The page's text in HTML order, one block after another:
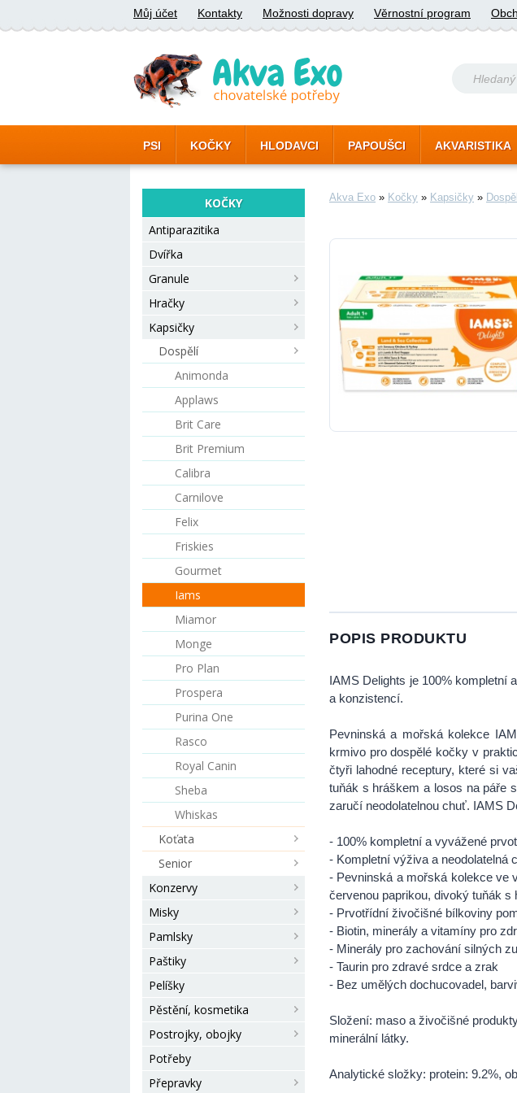
Můj účet Kontakty Možnosti dopravy Věrnostní program
PSI KOČKY HLODAVCI PAPOUŠCI AKVARISTIKA
KOČKY
Antiparazitika
Dvířka
Granule
Hračky
Kapsičky
Dospělí
Animonda
Applaws
Brit Care
Brit Premium
Calibra
Carnilove
Felix
Friskies
Gourmet
Iams
Miamor
Monge
Pro Plan
Prospera
Purina One
Rasco
Royal Canin
Sheba
Whiskas
Koťata
Senior
Konzervy
Misky
Pamlsky
Paštiky
Pelíšky
Pěstění, kosmetika
Postrojky, obojky
Potřeby
Přepravky
Akva Exo » Kočky » Kapsičky »
POPIS PRODUKTU
IAMS Delights je 100% kompletní
a konzistencí.
Pevninská a mořská kolekce
krmivo pro dospělé kočky v
čtyři lahodné receptury, které si
tuňák s hráškem a losos na páře
zaručí neodolatelnou chuť. IAMS
- 100% kompletní a vyvážené
- Kompletní výživa a neodolatelná
- Pevninská a mořská kolekce ve
červenou paprikou, divoký tuňák
- Prvotřídní živočišné bílkoviny
- Biotin, minerály a vitamíny pro
- Minerály pro zachování silných
- Taurin pro zdravé srdce a zrak
- Bez umělých dochucovadel,
Složení: maso a živočišné
minerální látky.
Analytické složky: protein: 9.2%,